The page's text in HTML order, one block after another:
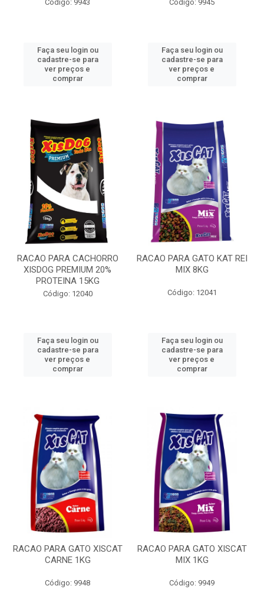
Código: 9943
Faça seu login ou
cadastre-se para
ver preços e
comprar
Código: 9945
Faça seu login ou
cadastre-se para
ver preços e
comprar
RACAO PARA CACHORRO
XISDOG PREMIUM 20%
PROTEINA 15KG
Código: 12040
Faça seu login ou
cadastre-se para
ver preços e
comprar
RACAO PARA GATO KAT REI
MIX 8KG
Código: 12041
Faça seu login ou
cadastre-se para
ver preços e
comprar
RACAO PARA GATO XISCAT
CARNE 1KG
Código: 9948
RACAO PARA GATO XISCAT
MIX 1KG
Código: 9949